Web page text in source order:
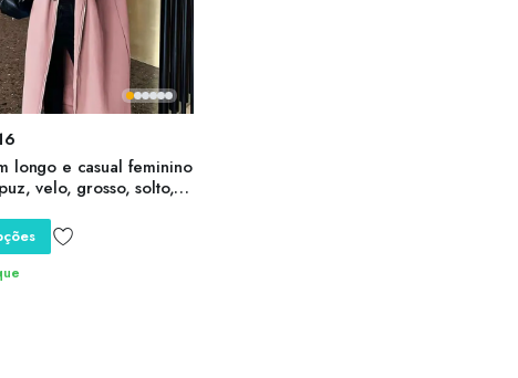
longo e casual feminino
velo, grosso, solto,
casacos, outono,